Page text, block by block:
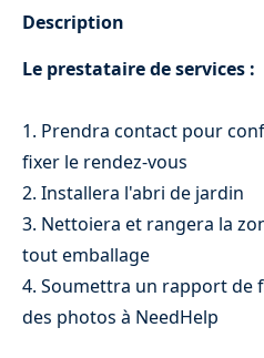
Description
Le prestataire de services :
1. Prendra contact pour
fixer le rendez-vous
2. Installera l'abri de jardin
3. Nettoiera et rangera la
tout emballage
4. Soumettra un rapport de
des photos à NeedHelp